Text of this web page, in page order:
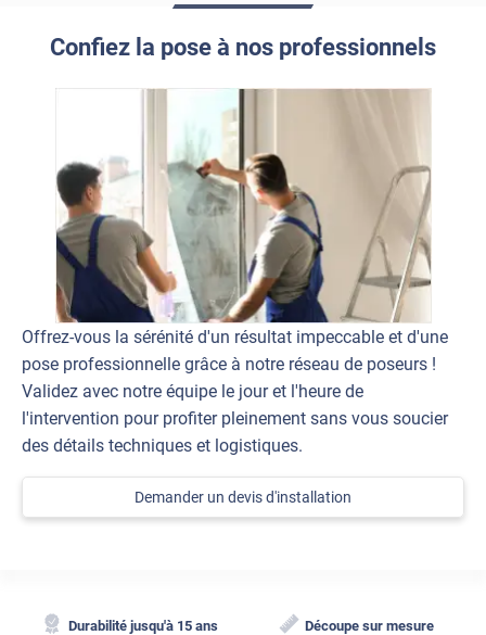
Confiez la pose à nos professionnels
Offrez-vous la sérénité d'un résultat impeccable et d'une
pose professionnelle grâce à notre réseau de poseurs !
Validez avec notre équipe le jour et l'heure de
l'intervention pour profiter pleinement sans vous soucier
des détails techniques et logistiques.
Demander un devis d'installation
Durabilité jusqu'à 15 ans Découpe sur mesure